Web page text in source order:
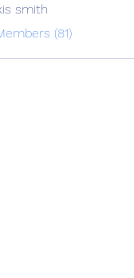
smith
(81)